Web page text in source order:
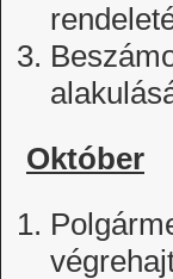
Október